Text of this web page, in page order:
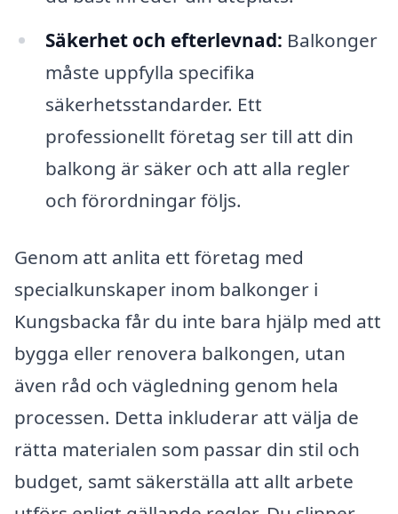
Säkerhet och efterlevnad: Balkonger
måste uppfylla specifika
säkerhetsstandarder. Ett
professionellt företag ser till att din
balkong är säker och att alla regler
och förordningar följs.
Genom att anlita ett företag med
specialkunskaper inom balkonger i
Kungsbacka får du inte bara hjälp med att
bygga eller renovera balkongen, utan
även råd och vägledning genom hela
processen. Detta inkluderar att välja de
rätta materialen som passar din stil och
budget, samt säkerställa att allt arbete